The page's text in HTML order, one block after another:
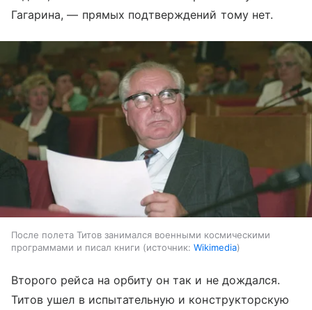
Гагарина, — прямых подтверждений тому нет.
После полета Титов занимался военными космическими
программами и писал книги
источник: Wikimedia
Второго рейса на орбиту он так и не дождался.
Титов ушел в испытательную и конструкторскую